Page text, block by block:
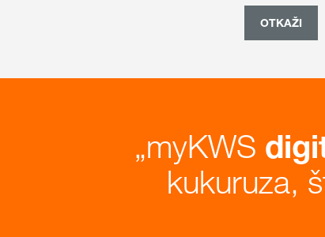
OTKAŽI
myKWS
kukuruza,